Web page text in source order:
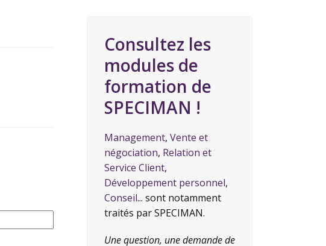
Consultez les
modules de
formation de
SPECIMAN !
Management, Vente et
négociation, Relation et
Service Client,
Développement personnel,
Conseil... sont notamment
traités par SPECIMAN.
Une question, une demande de